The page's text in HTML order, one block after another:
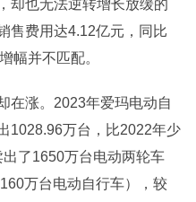
却也无法逆转增长放缓的
售费用达4.12亿元，同比
幅并不匹配。
在涨。2023年爱玛电动自
1028.96万台，比2022年少
了1650万台电动两轮车
万台电动自行车），较